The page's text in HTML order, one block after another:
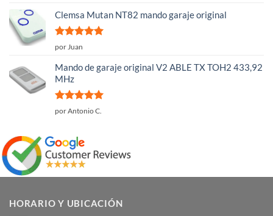
5
Clemsa Mutan NT82 mando garaje original
Valorado
por Juan
Mando de garaje original V2 ABLE TX TOH2 433,92
MHz
Valorado
por Antonio C.
HORARIO Y UBICACIÓN